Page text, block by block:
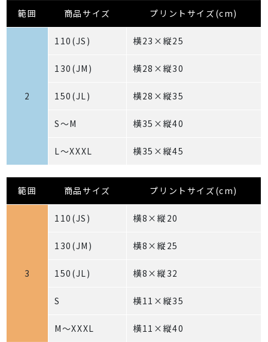
範囲 商品サイズ プリントサイズ(cm)
2
110(JS) 横23×縦25
130(JM) 横28×縦30
150(JL) 横28×縦35
S～M 横35×縦40
L～XXXL 横35×縦45
範囲 商品サイズ プリントサイズ(cm)
3
110(JS) 横8×縦20
130(JM) 横8×縦25
150(JL) 横8×縦32
S 横11×縦35
M～XXXL 横11×縦40